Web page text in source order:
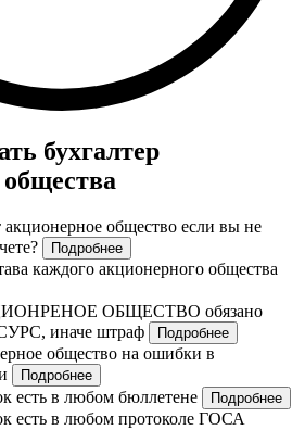
бухгалтер
общество если вы не
Подробнее
каждого акционерного общества
ОБЩЕСТВО обязано
иначе штраф
Подробнее
общество на ошибки в
Подробнее
есть в любом бюллетене Подробнее
есть в любом протоколе ГОСА